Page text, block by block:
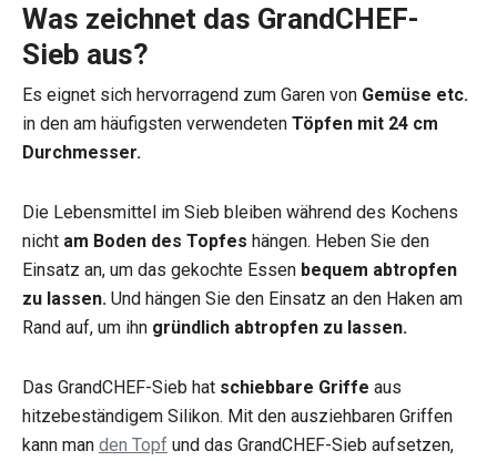
Was zeichnet das GrandCHEF-
Sieb aus?
Es eignet sich hervorragend zum Garen von Gemüse etc.
in den am häufigsten verwendeten Töpfen mit 24 cm
Durchmesser.
Die Lebensmittel im Sieb bleiben während des Kochens
nicht am Boden des Topfes hängen. Heben Sie den
Einsatz an, um das gekochte Essen bequem abtropfen
zu lassen. Und hängen Sie den Einsatz an den Haken am
Rand auf, um ihn gründlich abtropfen zu lassen.
Das GrandCHEF-Sieb hat schiebbare Griffe aus
hitzebeständigem Silikon. Mit den ausziehbaren Griffen
kann man den Topf und das GrandCHEF-Sieb aufsetzen,